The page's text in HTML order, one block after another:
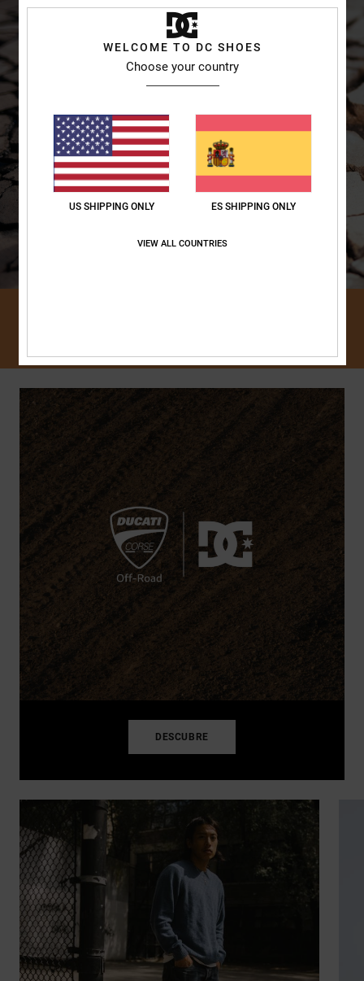
DESCUBRE
WELCOME TO DC SHOES
Choose your country
US SHIPPING ONLY ES SHIPPING ONLY
VIEW ALL COUNTRIES